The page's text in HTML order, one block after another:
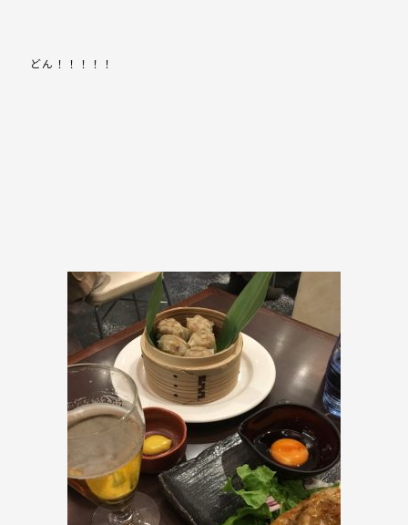
どん！！！！！